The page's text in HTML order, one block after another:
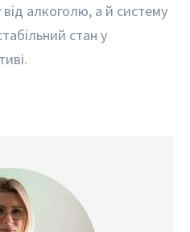
алкоголю, а й систему
стан у